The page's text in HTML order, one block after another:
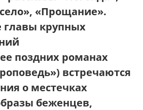
«Прощание».
главы крупных
поздних романах
встречаются
о местечках
беженцев,